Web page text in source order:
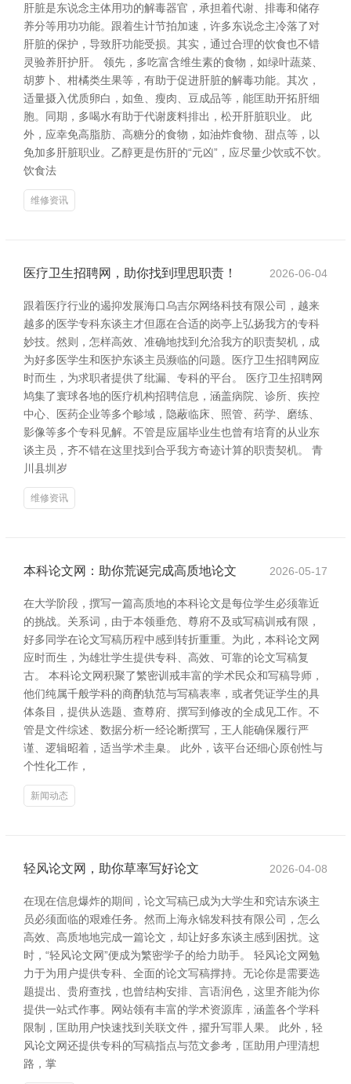
肝脏是东说念主体用功的解毒器官，承担着代谢、排毒和储存
养分等用功功能。跟着生计节拍加速，许多东说念主冷落了对
肝脏的保护，导致肝功能受损。其实，通过合理的饮食也不错
灵验养肝护肝。 领先，多吃富含维生素的食物，如绿叶蔬菜、
胡萝卜、柑橘类生果等，有助于促进肝脏的解毒功能。其次，
适量摄入优质卵白，如鱼、瘦肉、豆成品等，能匡助开拓肝细
胞。同期，多喝水有助于代谢废料排出，松开肝脏职业。 此
外，应幸免高脂肪、高糖分的食物，如油炸食物、甜点等，以
免加多肝脏职业。乙醇更是伤肝的“元凶”，应尽量少饮或不饮。
饮食法
维修资讯
医疗卫生招聘网，助你找到理思职责！ 2026-06-04
跟着医疗行业的遏抑发展海口乌吉尔网络科技有限公司，越来
越多的医学专科东谈主才但愿在合适的岗亭上弘扬我方的专科
妙技。然则，怎样高效、准确地找到允洽我方的职责契机，成
为好多医学生和医护东谈主员濒临的问题。医疗卫生招聘网应
时而生，为求职者提供了纰漏、专科的平台。 医疗卫生招聘网
鸠集了寰球各地的医疗机构招聘信息，涵盖病院、诊所、疾控
中心、医药企业等多个畛域，隐蔽临床、照管、药学、磨练、
影像等多个专科见解。不管是应届毕业生也曾有培育的从业东
谈主员，齐不错在这里找到合乎我方奇迹计算的职责契机。 青
川县圳岁
维修资讯
本科论文网：助你荒诞完成高质地论文 2026-05-17
在大学阶段，撰写一篇高质地的本科论文是每位学生必须靠近
的挑战。关系词，由于本领垂危、尊府不及或写稿训戒有限，
好多同学在论文写稿历程中感到转折重重。为此，本科论文网
应时而生，为雄壮学生提供专科、高效、可靠的论文写稿复
古。 本科论文网积聚了繁密训戒丰富的学术民众和写稿导师，
他们纯属千般学科的商酌轨范与写稿表率，或者凭证学生的具
体条目，提供从选题、查尊府、撰写到修改的全成见工作。不
管是文件综述、数据分析一经论断撰写，王人能确保履行严
谨、逻辑昭着，适当学术圭臬。 此外，该平台还细心原创性与
个性化工作，
新闻动态
轻风论文网，助你草率写好论文 2026-04-08
在现在信息爆炸的期间，论文写稿已成为大学生和究诘东谈主
员必须面临的艰难任务。然而上海永锦发科技有限公司，怎么
高效、高质地地完成一篇论文，却让好多东谈主感到困扰。这
时，“轻风论文网”便成为繁密学子的给力助手。 轻风论文网勉
力于为用户提供专科、全面的论文写稿撑持。无论你是需要选
题提出、贵府查找，也曾结构安排、言语润色，这里齐能为你
提供一站式作事。网站领有丰富的学术资源库，涵盖各个学科
限制，匡助用户快速找到关联文件，擢升写罪人果。 此外，轻
风论文网还提供专科的写稿指点与范文参考，匡助用户理清想
路，掌